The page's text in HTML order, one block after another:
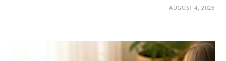
AUGUST 4, 2026